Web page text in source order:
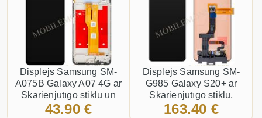
Displejs Samsung SM-
A075B Galaxy A07 4G ar
Skārienjūtīgo stiklu un
apkart ramiti, (Service
43.90 €
Displejs Samsung SM-
G985 Galaxy S20+ ar
Skārienjūtīgo stiklu,
(Service pack) Melns
163.40 €